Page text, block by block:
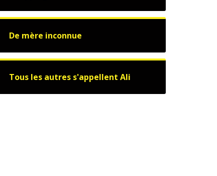
De mère inconnue
Tous les autres s'appellent Ali